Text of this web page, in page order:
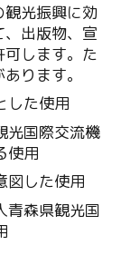
光振興に効
出版物、宣
します。た
ります。
した使用
光国際交流機
使用
図した使用
青森県観光国